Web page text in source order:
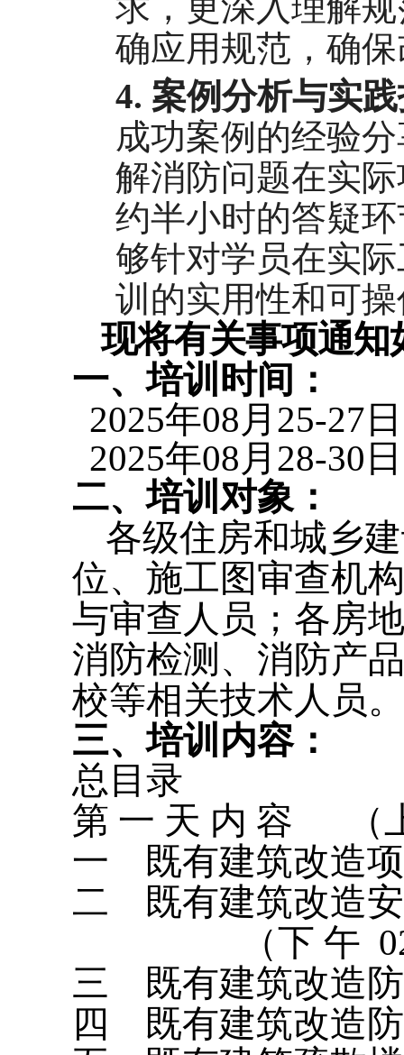
确应用规范，确
4. 案例分析与实
成功案例的经验
解消防问题在实
约半小时的答疑
够针对学员在实
训的实用性和可
现将有关事项通知
一、培训时间：
2025年08月25-27 日
2025年08月28-30 日
二、培训对象：
各级住房和城乡
位、施工图审查机
与审查人员；各房
消防检测、消防产
校等相关技术人员。
三、培训内容：
总目录
第 一 天 内 容
（
一
既有建筑改造
二
既有建筑改造
（下 午
三
既有建筑改造
四
既有建筑改造